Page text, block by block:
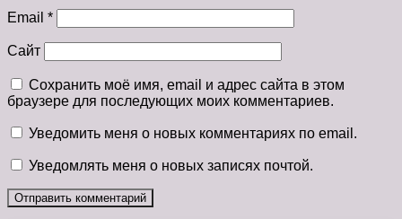
Email *
Сайт
Сохранить моё имя, email и адрес сайта в этом
браузере для последующих моих комментариев.
Уведомить меня о новых комментариях по email.
Уведомлять меня о новых записях почтой.